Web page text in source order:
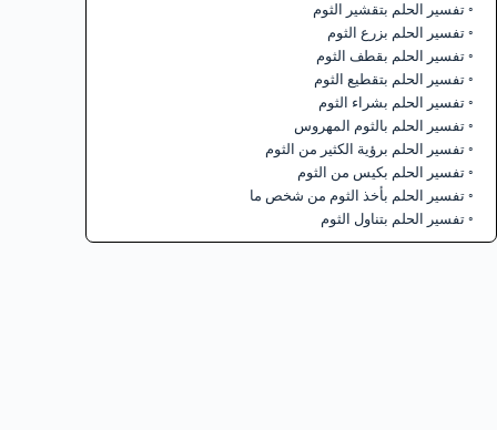
تفسير الحلم بتقشير الثوم
تفسير الحلم بزرع الثوم
تفسير الحلم بقطف الثوم
تفسير الحلم بتقطيع الثوم
تفسير الحلم بشراء الثوم
تفسير الحلم بالثوم المهروس
تفسير الحلم برؤية الكثير من الثوم
تفسير الحلم بكيس من الثوم
تفسير الحلم بأخذ الثوم من شخص ما
تفسير الحلم بتناول الثوم